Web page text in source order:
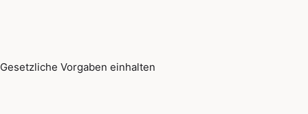
Gesetzliche Vorgaben einhalten